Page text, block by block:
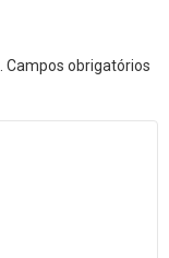
Campos obrigatórios